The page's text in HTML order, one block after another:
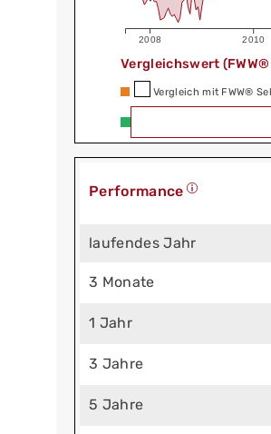
2008 2010
Vergleichswert
Vergleich mit FWW®
Performance
laufendes Jahr
3 Monate
1 Jahr
3 Jahre
5 Jahre